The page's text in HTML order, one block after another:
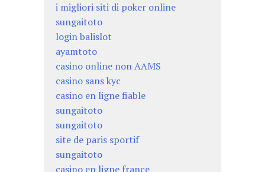
i migliori siti di poker online
sungaitoto
login balislot
ayamtoto
casino online non AAMS
casino sans kyc
casino en ligne fiable
sungaitoto
sungaitoto
site de paris sportif
sungaitoto
casino en ligne france